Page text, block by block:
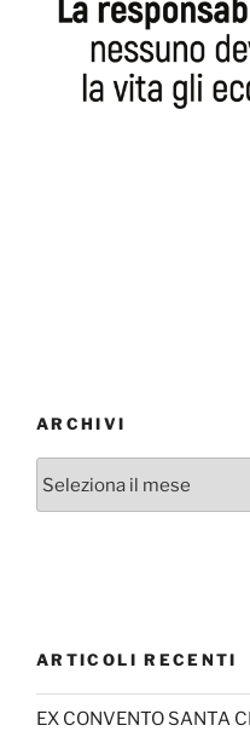
ARCHIVI
ARTICOLI RECENTI
EX CONVENTO SANTA